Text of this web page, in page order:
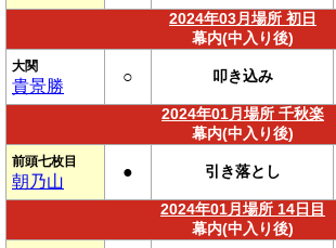
2024年03月場所 初日
幕内(中入り後)
大関
貴景勝
○ 叩き込み
2024年01月場所 千秋楽
幕内(中入り後)
前頭七枚目
朝乃山
● 引き落とし
2024年01月場所 14日目
幕内(中入り後)